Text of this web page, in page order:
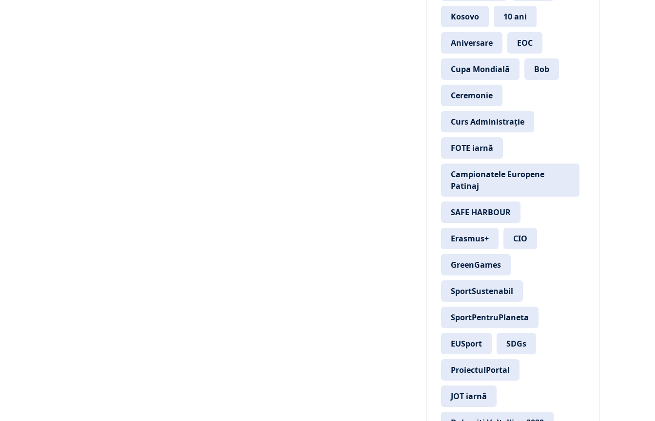
Kosovo 10 ani
Aniversare EOC
Cupa Mondială Bob
Ceremonie
Curs Administrație
FOTE iarnă
Campionatele Europene
Patinaj
SAFE HARBOUR
Erasmus+ CIO
GreenGames
SportSustenabil
SportPentruPlaneta
EUSport SDGs
ProiectulPortal
JOT iarnă